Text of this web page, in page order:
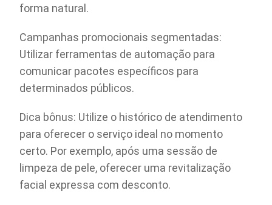
forma natural.
Campanhas promocionais segmentadas:
Utilizar ferramentas de automação para
comunicar pacotes específicos para
determinados públicos.
Dica bônus: Utilize o histórico de atendimento
para oferecer o serviço ideal no momento
certo. Por exemplo, após uma sessão de
limpeza de pele, oferecer uma revitalização
facial expressa com desconto.